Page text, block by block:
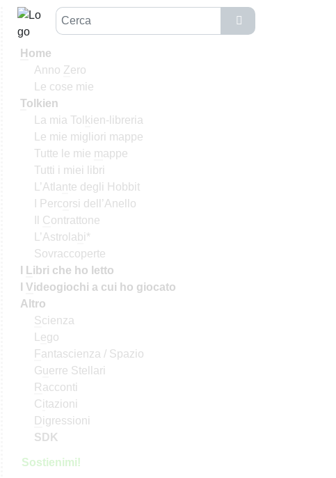
C
e
H ome
Anno Zero
Le cose mie
Tolkien
La mia Tol kien-libreria
Le mie migliori mappe
Tutte le mie mappe
Tutti i miei libri
L’Atlante degli Hobbit
I Percorsi dell’Anello
Contrattone
L’Astrola bi*
Sovraccoperte
Libri che ho letto
Videogiochi a cui ho giocato
Altro
Scienza
ego
Fantascienza / Spazio
Guerre Stellari
Racconti
Citazioni
Digressioni
SDK
Sostienimi!